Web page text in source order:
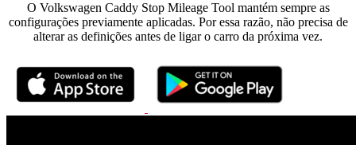
O Volkswagen Caddy Stop Mileage Tool mantém sempre as
configurações previamente aplicadas. Por essa razão, não precisa de
alterar as definições antes de ligar o carro da próxima vez.